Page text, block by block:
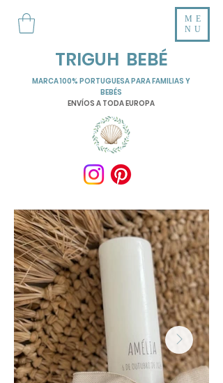
TRIGUH BEBÉ
ME
NU
MARCA 100% PORTUGUESA PARA FAMILIAS Y
BEBÉS
ENVÍOS A TODA EUROPA